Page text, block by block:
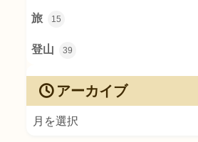
旅 15
登山 39
アーカイブ